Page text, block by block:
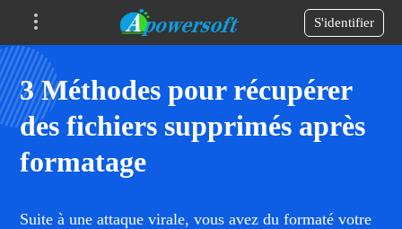
S'identifier
3 Méthodes pour récupérer
des fichiers supprimés après
formatage
Suite à une attaque virale, vous avez du formaté votre